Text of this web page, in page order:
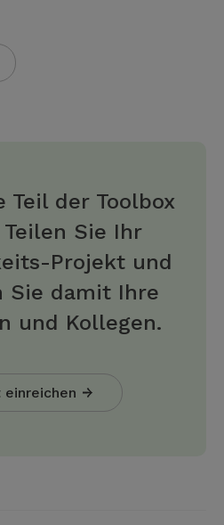
Teil der Toolbox
Sie Ihr
Projekt und
Sie damit Ihre
und Kollegen.
einreichen